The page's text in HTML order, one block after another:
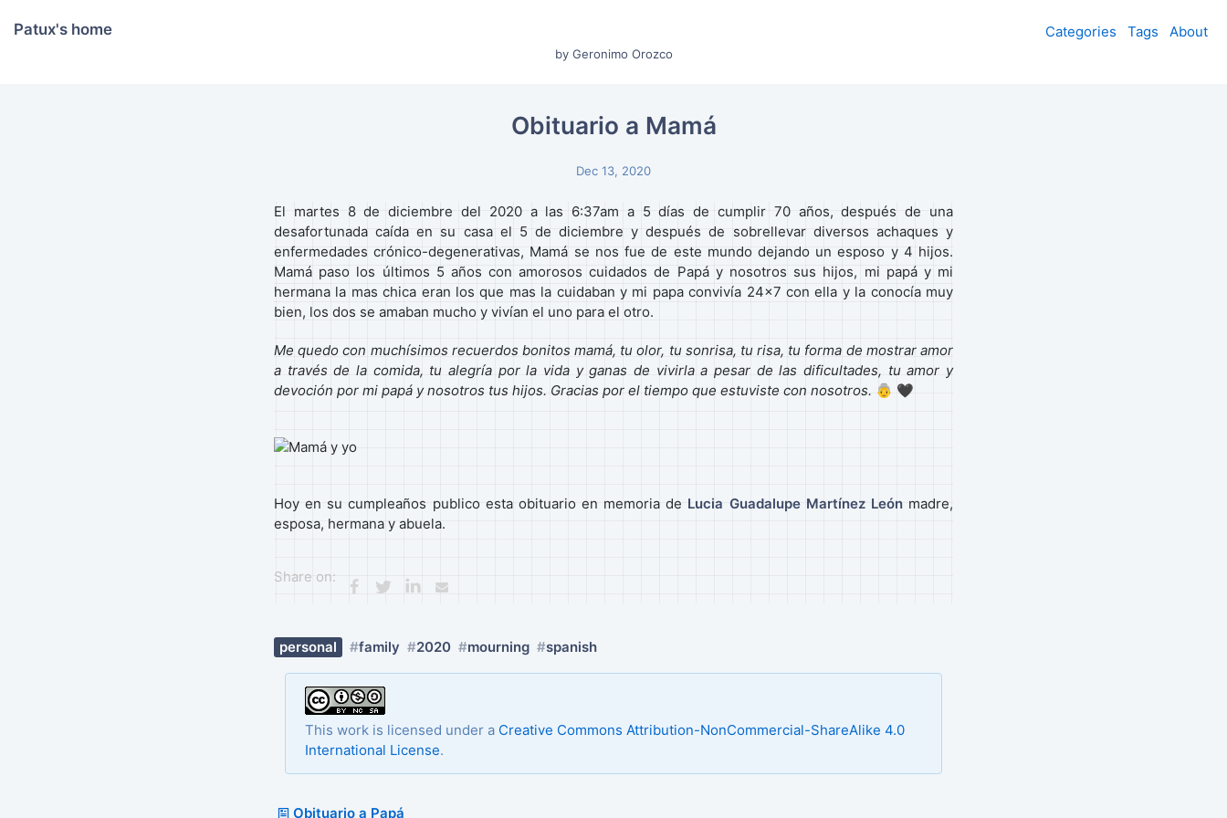
Patux's home Categories Tags About
by Geronimo Orozco
Obituario a Mamá
Dec 13, 2020
El martes 8 de diciembre del 2020 a las 6:37am a 5 días de cumplir 70 años, después de una
desafortunada caída en su casa el 5 de diciembre y después de sobrellevar diversos achaques y
enfermedades crónico-degenerativas, Mamá se nos fue de este mundo dejando un esposo y 4 hijos.
Mamá paso los últimos 5 años con amorosos cuidados de Papá y nosotros sus hijos, mi papá y mi
hermana la mas chica eran los que mas la cuidaban y mi papa convivía 24x7 con ella y la conocía muy
bien, los dos se amaban mucho y vivían el uno para el otro.
Me quedo con muchísimos recuerdos bonitos mamá, tu olor, tu sonrisa, tu risa, tu forma de mostrar amor
a través de la comida, tu alegría por la vida y ganas de vivirla a pesar de las dificultades, tu amor y
devoción por mi papá y nosotros tus hijos. Gracias por el tiempo que estuviste con nosotros. 👵 🖤
Hoy en su cumpleaños publico esta obituario en memoria de Lucia Guadalupe Martínez Leónmadre,
esposa, hermana y abuela.
Share on:
personal family 2020 mourning spanish
This work is licensed under a Creative Commons Attribution-NonCommercial-ShareAlike 4.0
International License.
Obituario a Papá